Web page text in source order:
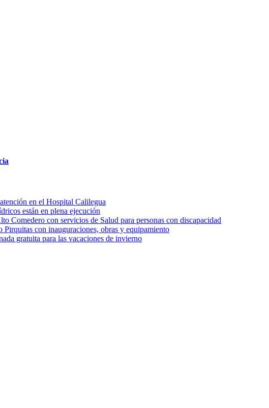
en el Hospital Calilegua
están en plena ejecución
Comedero con servicios de Salud para personas con discapacidad
con inauguraciones, obras y equipamiento
gratuita para las vacaciones de invierno